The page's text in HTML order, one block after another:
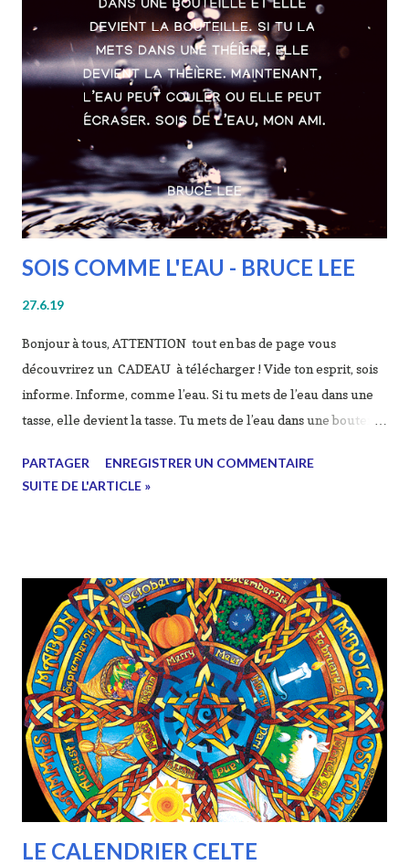
panceltique. Il existe dans la mythologie brâhmanique une
divinité nommée Danu qui a engendré une race de géants, les
Danavas. La signification du nom pourrait être « donateur », «
bienfaiteur » (en Inde, les Dânapati sont les donateurs des
monastères bouddhiques et Dāna désigne le don), ce qui en
fait une déesse de la fertilité et de la prospérité. Chez les
Cel...
SOIS COMME L'EAU - BRUCE LEE
27.6.19
Bonjour à tous, ATTENTION tout en bas de page vous
découvrirez un CADEAU à télécharger ! Vide ton esprit, sois
informe. Informe, comme l’eau. Si tu mets de l’eau dans une
tasse, elle devient la tasse. Tu mets de l’eau dans une bouteille
devient la théière. Maintenant, l’eau peut couler ou elle peut
vous avais parlé (écris) d'un cadeau ! Le voici : en cliquant sur
ce lien vous allez pouvoir télécharger mon eBook "Débuter
et se perfectionner en Karaté Do ". Vous y découvrirez mes
conseils, mes meilleurs articles et un lexique indi...
PARTAGER
ENREGISTRER UN COMMENTAIRE
SUITE DE L'ARTICLE »
LE CALENDRIER CELTE